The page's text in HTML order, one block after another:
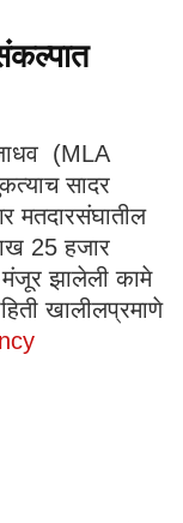
(MLA
सादर
मतदारसंघातील
25 हजार
झालेली कामे
खालीलप्रमाणे